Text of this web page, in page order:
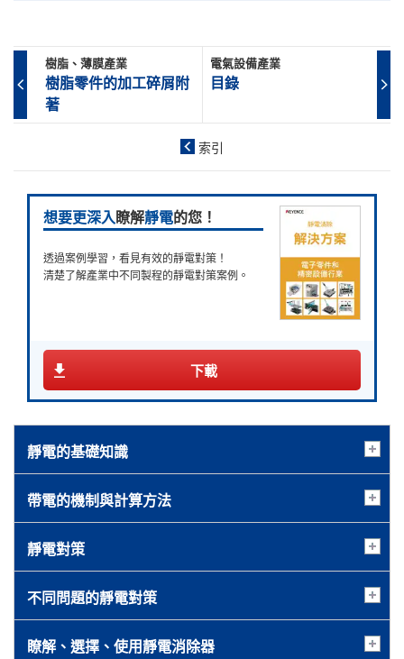
樹脂、薄膜產業
樹脂零件的加工碎屑附
著
電氣設備產業
目錄
索引
想要更深入瞭解靜電的您！
透過案例學習，看見有效的靜電對策！
清楚了解產業中不同製程的靜電對策案例。
下載
靜電的基礎知識
帶電的機制與計算方法
靜電對策
不同問題的靜電對策
瞭解、選擇、使用靜電消除器